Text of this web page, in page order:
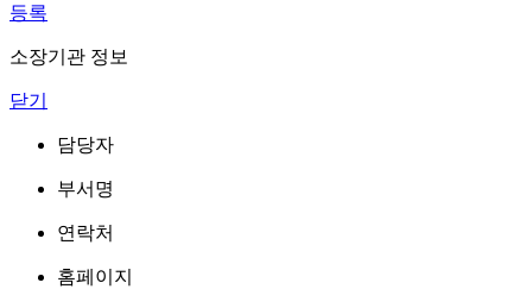
등록
소장기관 정보
닫기
담당자
부서명
연락처
홈페이지